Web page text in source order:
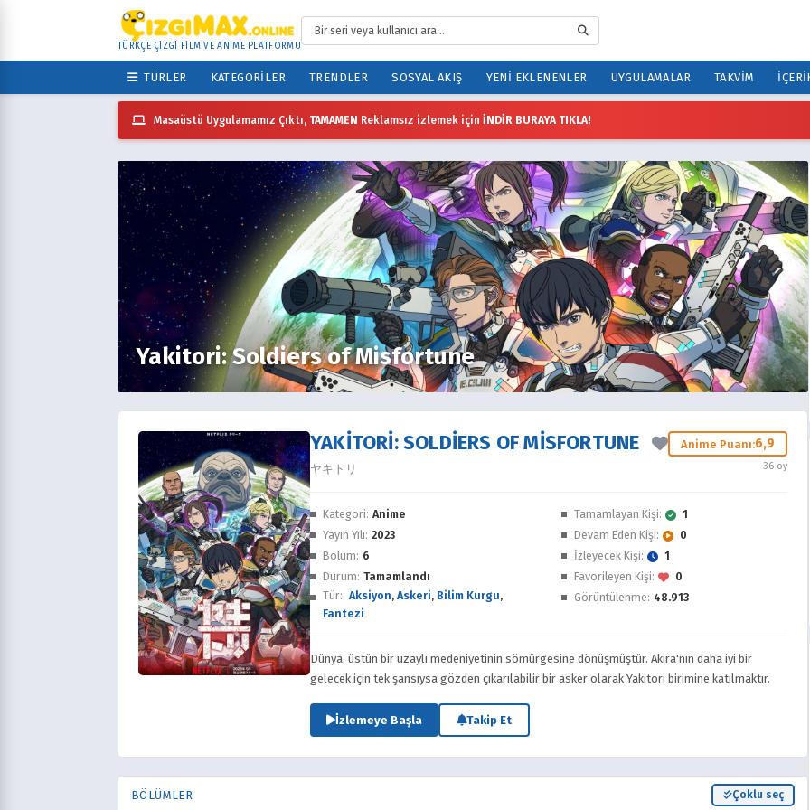
TÜRKÇE ÇİZGİ FİLM VE ANİME PLATFORMU
TÜRLER KATEGORILER TRENDLER SOSYAL AKIŞ YENI EKLENENLER UYGULAMALAR TAKVIM
Masaüstü Uygulamamız Çıktı, TAMAMEN Reklamsız izlemek için İNDİR BURAYA TIKLA!
Yakitori: Soldiers of Misfortune
YAKITORI: SOLDIERS OF MISFORTUNE
ヤキトリ
Anime Puanı:6,9
36 oy
Kategori: Anime
Yayın Yılı: 2023
Bölüm: 6
Durum: Tamamlandı
Tür: Aksiyon, Askeri, Bilim Kurgu,
Fantezi
Tamamlayan Kişi:
1
Devam Eden Kişi:
0
İzleyecek Kişi:
1
Favorileyen Kişi:
0
Görüntülenme: 48.913
Dünya, üstün bir uzaylı medeniyetinin sömürgesine dönüşmüştür. Akira'nın daha iyi bir
gelecek için tek şansıysa gözden çıkarılabilir bir asker olarak Yakitori birimine katılmaktır.
İzlemeye Başla Takip Et
BÖLÜMLER Çoklu seç